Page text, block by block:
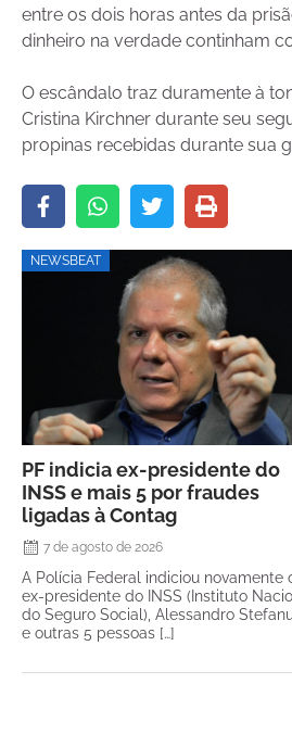
entre os dois horas antes da
dinheiro na verdade continham
O escândalo traz duramente à
Cristina Kirchner durante seu
propinas recebidas durante sua
NEWSBEAT
PF indicia ex-presidente do
INSS e mais 5 por fraudes
ligadas à Contag
7 de agosto de 2026
A Polícia Federal indiciou novamente
ex-presidente do INSS (Instituto
do Seguro Social), Alessandro
e outras 5 pessoas […]